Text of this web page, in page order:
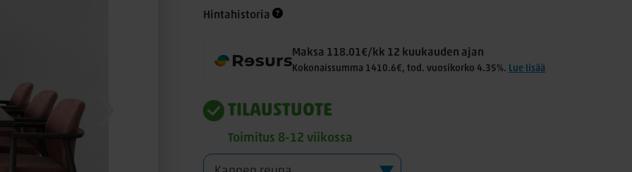
Hintahistoria
Maksa 118.01€/kk 12 kuukauden ajan
Kokonaissumma 1410.6€, tod. vuosikorko 4.35%. Lue lisää
TILAUSTUOTE
Toimitus 8-12 viikossa